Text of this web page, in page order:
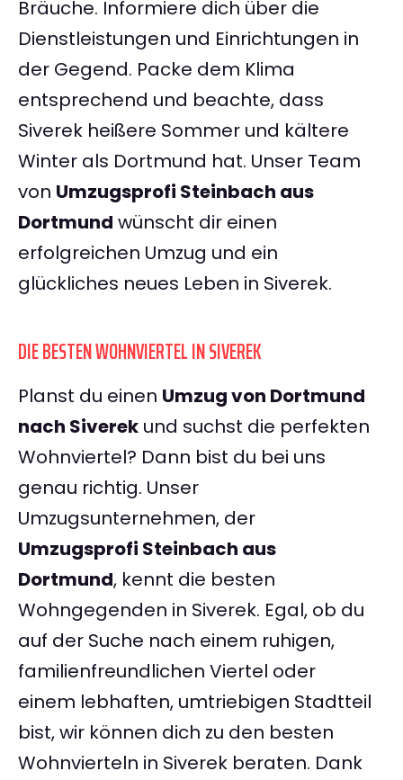
Bräuche. Informiere dich über die
Dienstleistungen und Einrichtungen in
der Gegend. Packe dem Klima
entsprechend und beachte, dass
Siverek heißere Sommer und kältere
Winter als Dortmund hat. Unser Team
von Umzugsprofi Steinbach aus
Dortmund wünscht dir einen
erfolgreichen Umzug und ein
glückliches neues Leben in Siverek.
DIE BESTEN WOHNVIERTEL IN SIVEREK
Planst du einen Umzug von Dortmund
nach Siverek und suchst die perfekten
Wohnviertel? Dann bist du bei uns
genau richtig. Unser
Umzugsunternehmen, der
Umzugsprofi Steinbach aus
Dortmund, kennt die besten
Wohngegenden in Siverek. Egal, ob du
auf der Suche nach einem ruhigen,
familienfreundlichen Viertel oder
einem lebhaften, umtriebigen Stadtteil
bist, wir können dich zu den besten
Wohnvierteln in Siverek beraten. Dank